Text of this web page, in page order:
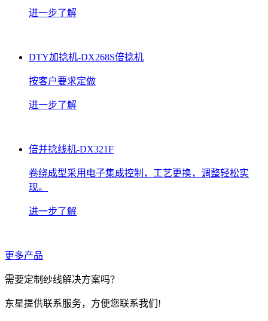
进一步了解
DTY加捻机-DX268S倍捻机
按客户要求定做
进一步了解
倍并捻线机-DX321F
卷绕成型采用电子集成控制，工艺更换，调整轻松实
现。
进一步了解
更多产品
需要定制纱线解决方案吗？
东星提供联系服务，方便您联系我们!